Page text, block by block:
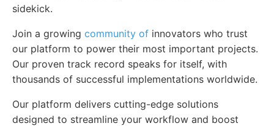
sidekick.
Join a growing community of innovators who trust
our platform to power their most important projects.
Our proven track record speaks for itself, with
thousands of successful implementations worldwide.
Our platform delivers cutting-edge solutions
designed to streamline your workflow and boost